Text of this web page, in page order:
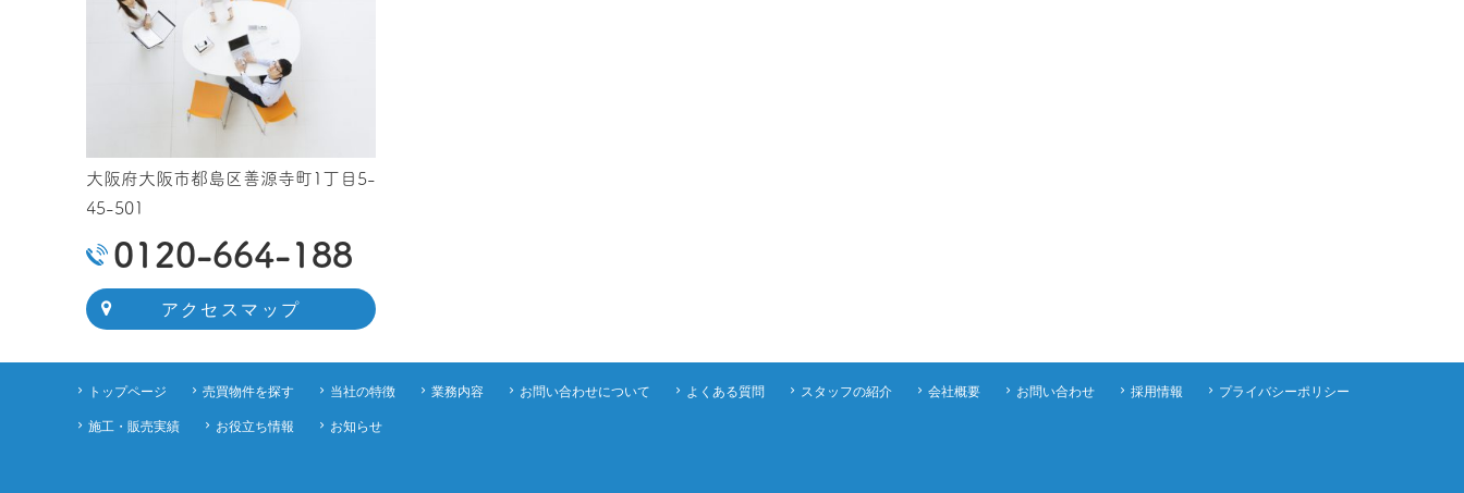
大阪府大阪市都島区善源寺町1丁目5-
45-501
0120-664-188
アクセスマップ
トップページ 売買物件を探す 当社の特徴 業務内容 お問い合わせについて よくある質問 スタッフの紹介 会社概要 お問い合わせ 採用情報
プライバシーポリシー
施工・販売実績
お役立ち情報 お知らせ